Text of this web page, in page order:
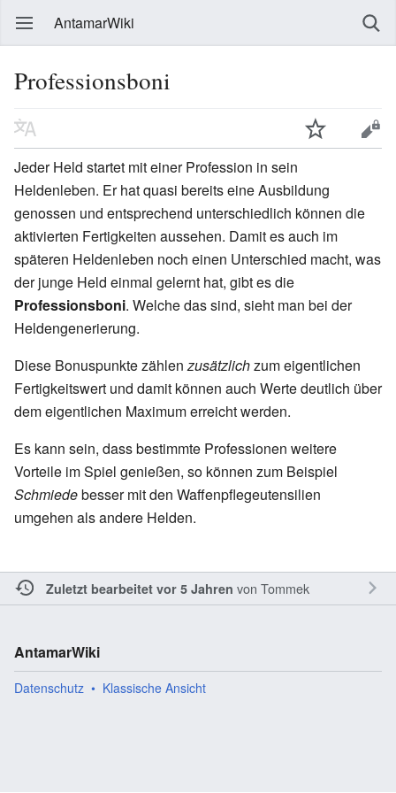
AntamarWiki
Professionsboni
Jeder Held startet mit einer Profession in sein
Heldenleben. Er hat quasi bereits eine Ausbildung
genossen und entsprechend unterschiedlich können die
aktivierten Fertigkeiten aussehen. Damit es auch im
späteren Heldenleben noch einen Unterschied macht, was
der junge Held einmal gelernt hat, gibt es die
Professionsboni. Welche das sind, sieht man bei der
Heldengenerierung.
Diese Bonuspunkte zählen zusätzlichzum eigentlichen
Fertigkeitswert und damit können auch Werte deutlich über
dem eigentlichen Maximum erreicht werden.
Es kann sein, dass bestimmte Professionen weitere
Vorteile im Spiel genießen, so können zum Beispiel
Schmiedebesser mit den Waffenpflegeutensilien
umgehen als andere Helden.
Zuletzt bearbeitet vor 5 Jahren von Tommek
AntamarWiki
Datenschutz Klassische Ansicht